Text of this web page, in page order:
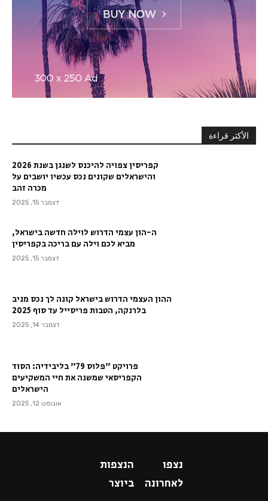
الأكثر قراءة
קפריסין צפויה להיכנס לשנגן בשנת 2026
והישראלים שקונים נכס עכשיו יושבים על
מכרה זהב
דצמבר 15, 2025
ה-הון עצמי הדרוש לוילה חדשה בישראל,
מביא לכם וילה עם בריכה בקפריסין
דצמבר 15, 2025
ההון העצמי הדרוש בישראל קונה לך נכס מניב
בלרנקה, הטבות פריסייל עד סוף 2025
דצמבר 14, 2025
פרויקט "פלוס 79" בליבידיה: הסוד
הקפריסאי שמשנה את חיי המשקיעים
הישראלים
אוגוסט 12, 2025
נצפו
לאחרונה
הנצפות
ביוצר